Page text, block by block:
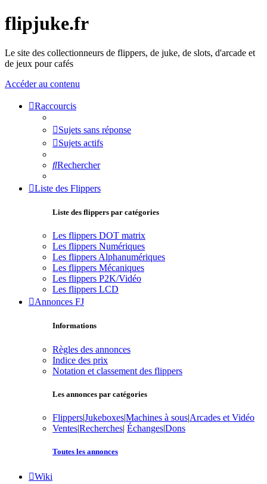
flipjuke.fr
Le site des collectionneurs de flippers, de juke, de slots, d'arcade et
de jeux pour cafés
Accéder au contenu
Raccourcis
Sujets sans réponse
Sujets actifs
Rechercher
Liste des Flippers
Liste des flippers par catégories
Les flippers DOT matrix
Les flippers Numériques
Les flippers Alphanumériques
Les flippers Mécaniques
Les flippers P2K/Vidéo
Les flippers LCD
Annonces FJ
Informations
Règles des annonces
Indice des prix
Notation et classement des flippers
Les annonces par catégories
Flippers|Jukeboxes|Machines à sous|Arcades et Vidéo
Ventes|Recherches| Échanges|Dons
Toutes les annonces
Wiki